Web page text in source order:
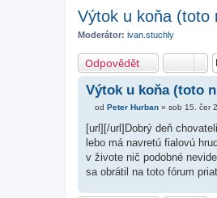
Výtok u koňa (toto
Moderátor: ivan.stuchly
Odpovědět
Výtok u koňa (toto
í
s
p
ě
v
k
od Peter Hurban » sob 15. čer
[url][/url]Dobrý deň
lebo má navretú fialovú
v živote nič podobné
sa obrátil na toto fórum